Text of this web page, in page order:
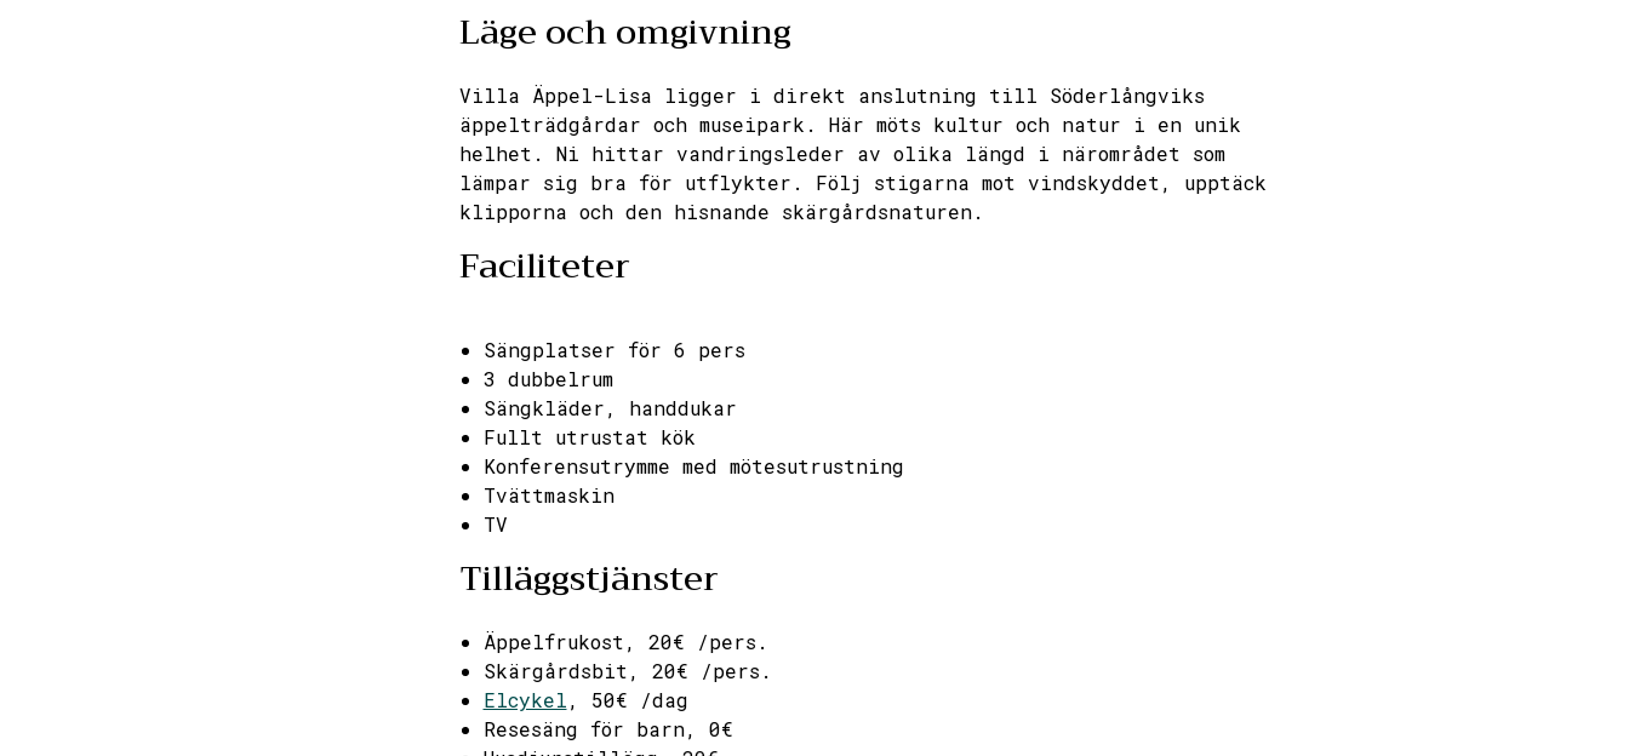
Läge och omgivning
Villa Äppel-Lisa ligger i direkt anslutning till Söderlångviks
äppelträdgårdar och museipark. Här möts kultur och natur i en unik
helhet. Ni hittar vandringsleder av olika längd i närområdet som
lämpar sig bra för utflykter. Följ stigarna mot vindskyddet, upptäck
klipporna och den hisnande skärgårdsnaturen.
Faciliteter
Sängplatser för 6 pers
3 dubbelrum
Sängkläder, handdukar
Fullt utrustat kök
Konferensutrymme med mötesutrustning
Tvättmaskin
TV
Tilläggstjänster
Äppelfrukost, 20€ /pers.
Skärgårdsbit, 20€ /pers.
Elcykel, 50€ /dag
Resesäng för barn, 0€